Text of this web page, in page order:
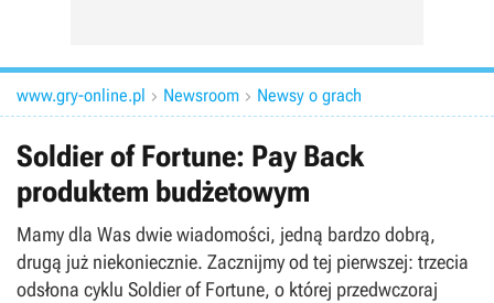
www.gry-online.pl  Newsroom  Newsy o grach
Soldier of Fortune: Pay Back
produktem budżetowym
Mamy dla Was dwie wiadomości, jedną bardzo dobrą,
drugą już niekoniecznie. Zacznijmy od tej pierwszej: trzecia
odsłona cyklu Soldier of Fortune, o której przedwczoraj